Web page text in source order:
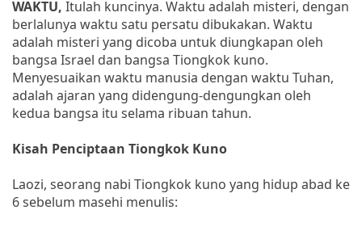
WAKTU, Itulah kuncinya. Waktu adalah misteri, dengan
berlalunya waktu satu persatu dibukakan. Waktu
adalah misteri yang dicoba untuk diungkapan oleh
bangsa Israel dan bangsa Tiongkok kuno.
Menyesuaikan waktu manusia dengan waktu Tuhan,
adalah ajaran yang didengung-dengungkan oleh
kedua bangsa itu selama ribuan tahun.
Kisah Penciptaan Tiongkok Kuno
Laozi, seorang nabi Tiongkok kuno yang hidup abad ke
6 sebelum masehi menulis: